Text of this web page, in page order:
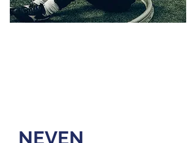
NEVEN